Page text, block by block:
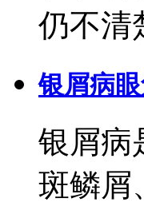
仍不清
银屑病
银屑病
斑鳞屑